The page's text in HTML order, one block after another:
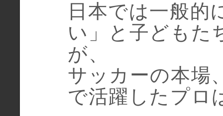
日本では一般的
い」と子どもた
が、
サッカーの本場
で活躍したプロ